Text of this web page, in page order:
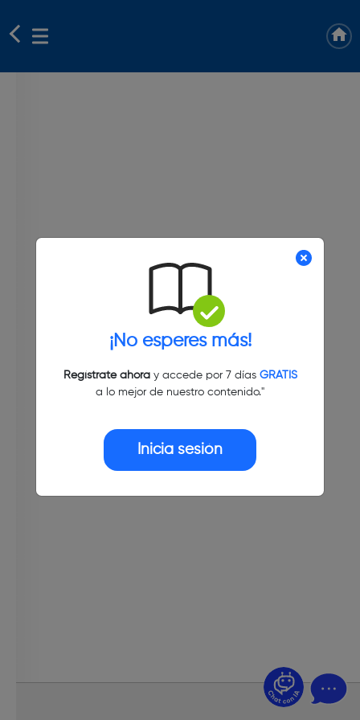
¡No esperes más!
Regístrate ahoray accede por 7 días GRATIS
a lo mejor de nuestro contenido."
Inicia sesión